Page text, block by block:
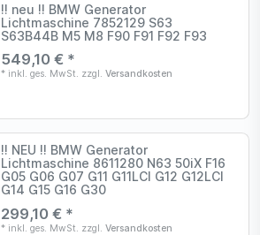
!! neu !! BMW Generator
Lichtmaschine 7852129 S63
S63B44B M5 M8 F90 F91 F92 F93
549,10 € *
* inkl. ges. MwSt. zzgl.Versandkosten
!! NEU !! BMW Generator
Lichtmaschine 8611280 N63 50iX F16
G05 G06 G07 G11 G11LCI G12 G12LCI
G14 G15 G16 G30
299,10 € *
* inkl. ges. MwSt. zzgl.Versandkosten